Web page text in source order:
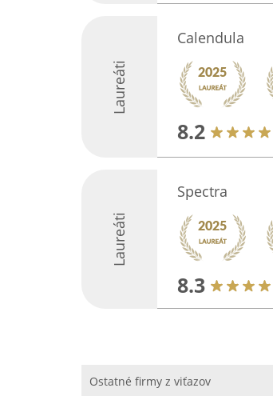
Laureáti
Calendula
8.2
Laureáti
Spectra
8.3
Ostatné firmy z viťazov